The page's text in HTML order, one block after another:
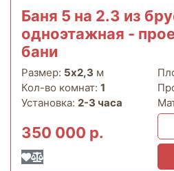
Баня 5 на 2.3 из
одноэтажная -
бани
Размер: 5х2,3 м
Кол-во комнат: 1
Установка: 2-3 часа
350 000 р.